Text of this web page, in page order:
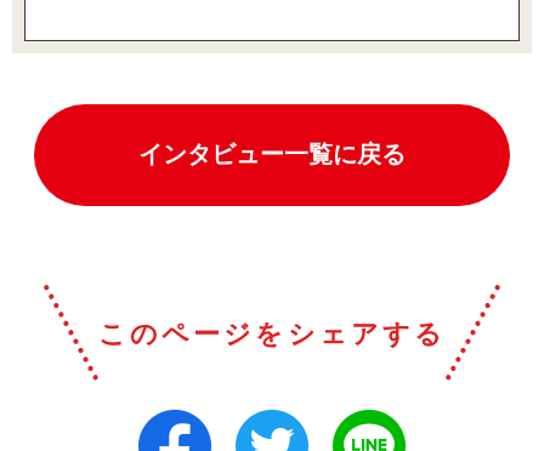
インタビュー一覧に戻る
このページをシェアする